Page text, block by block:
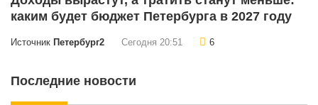
каким будет бюджет Петербурга в 2027 году
Источник Петербург2 Сегодня 20:51 6
Последние новости